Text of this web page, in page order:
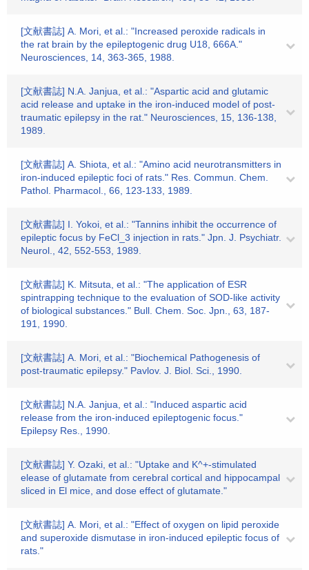
[文献書誌] A. Mori, et al.: "Increased peroxide radicals in
the rat brain by the epileptogenic drug U18, 666A."
Neurosciences, 14, 363-365, 1988.
[文献書誌] N.A. Janjua, et al.: "Aspartic acid and glutamic
acid release and uptake in the iron-induced model of post-
traumatic epilepsy in the rat." Neurosciences, 15, 136-138,
1989.
[文献書誌] A. Shiota, et al.: "Amino acid neurotransmitters in
iron-induced epileptic foci of rats." Res. Commun. Chem.
Pathol. Pharmacol., 66, 123-133, 1989.
[文献書誌] I. Yokoi, et al.: "Tannins inhibit the occurrence of
epileptic focus by FeCl_3 injection in rats." Jpn. J. Psychiatr.
Neurol., 42, 552-553, 1989.
[文献書誌] K. Mitsuta, et al.: "The application of ESR
spintrapping technique to the evaluation of SOD-like activity
of biological substances." Bull. Chem. Soc. Jpn., 63, 187-
191, 1990.
[文献書誌] A. Mori, et al.: "Biochemical Pathogenesis of
post-traumatic epilepsy." Pavlov. J. Biol. Sci., 1990.
[文献書誌] N.A. Janjua, et al.: "Induced aspartic acid
release from the iron-induced epileptogenic focus."
Epilepsy Res., 1990.
[文献書誌] Y. Ozaki, et al.: "Uptake and K^+-stimulated
elease of glutamate from cerebral cortical and hippocampal
sliced in El mice, and dose effect of glutamate."
[文献書誌] A. Mori, et al.: "Effect of oxygen on lipid peroxide
and superoxide dismutase in iron-induced epileptic focus of
rats."